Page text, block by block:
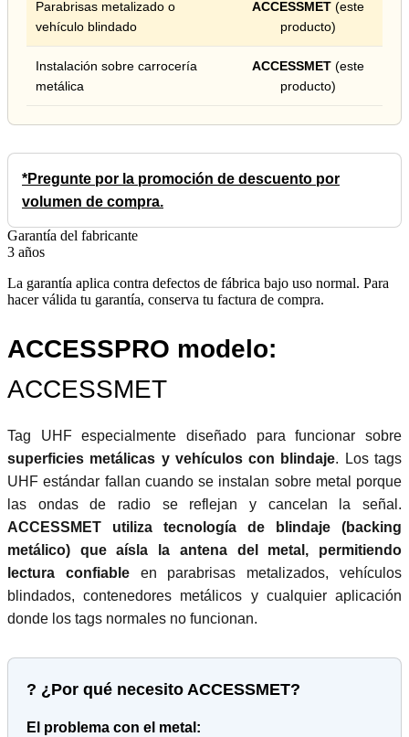
Parabrisas metalizado o
vehículo blindado
ACCESSMET(este
producto)
Instalación sobre carrocería
metálica
ACCESSMET(este
producto)
*Pregunte por la promoción de descuento por
volumen de compra.
Garantía del fabricante
3 años
La garantía aplica contra defectos de fábrica bajo uso normal. Para
hacer válida tu garantía, conserva tu factura de compra.
ACCESSPRO modelo:
ACCESSMET
Tag UHF especialmente diseñado para funcionar sobre
superficies metálicas y vehículos con blindaje. Los tags
UHF estándar fallan cuando se instalan sobre metal porque
las ondas de radio se reflejan y cancelan la señal.
ACCESSMET utiliza tecnología de blindaje (backing
metálico) que aísla la antena del metal, permitiendo
lectura confiableen parabrisas metalizados, vehículos
blindados, contenedores metálicos y cualquier aplicación
donde los tags normales no funcionan.
? ¿Por qué necesito ACCESSMET?
El problema con el metal: